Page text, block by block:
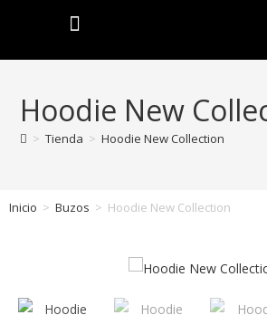
Hoodie New
> Tienda > Hoodie New Collection
Inicio > Buzos > Hoodie New Collection